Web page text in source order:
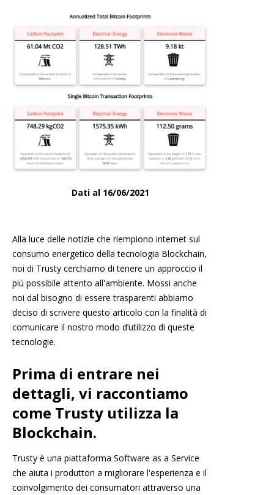
Dati al 16/06/2021
Alla luce delle notizie che riempiono internet sul
consumo energetico della tecnologia Blockchain,
noi di Trusty cerchiamo di tenere un approccio il
più possibile attento all'ambiente. Mossi anche
noi dal bisogno di essere trasparenti abbiamo
deciso di scrivere questo articolo con la finalità di
comunicare il nostro modo d’utilizzo di queste
tecnologie.
Prima di entrare nei
dettagli, vi raccontiamo
come Trusty utilizza la
Blockchain.
Trusty è una piattaforma Software as a Service
che aiuta i produttori a migliorare l'esperienza e il
coinvolgimento dei consumatori attraverso una